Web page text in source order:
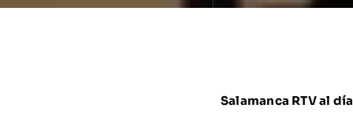
Salamanca RTV al día